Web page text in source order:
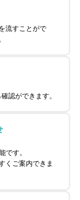
流すことがで
認ができます。
です。
くご案内できま